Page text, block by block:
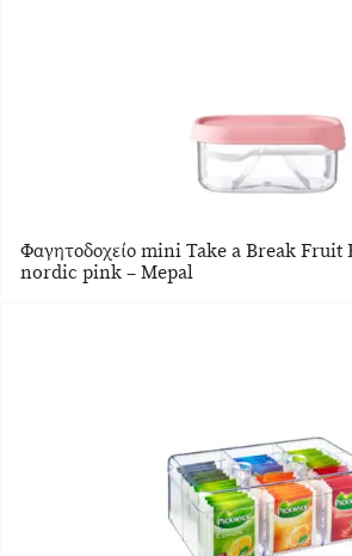
Φαγητοδοχείο mini Take a Break Fruit
nordic pink – Mepal